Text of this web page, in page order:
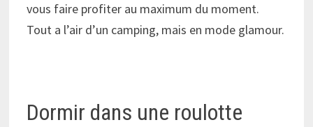
vous faire profiter au maximum du moment.
Tout a l’air d’un camping, mais en mode glamour.
Dormir dans une roulotte